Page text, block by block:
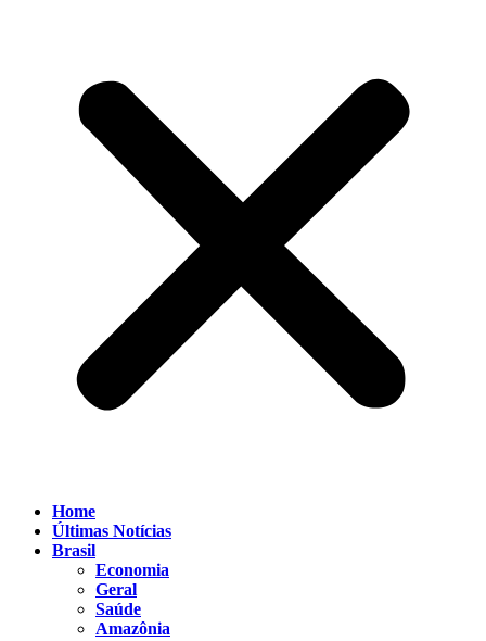
Home
Últimas Notícias
Brasil
Economia
Geral
Saúde
Amazônia